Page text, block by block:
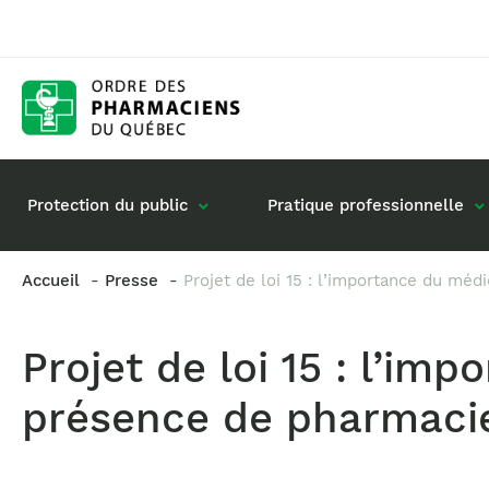
Protection du public
Vos questions :
Pratique professionnelle
Retour à la pratique
Exercice en société
Commande de matériel
Accueil Presse Projet de loi 15 : l’importance du
Projet de loi 15 :
présence de